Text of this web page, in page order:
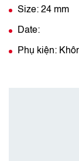
Size: 24 mm
Date:
Phụ kiện: